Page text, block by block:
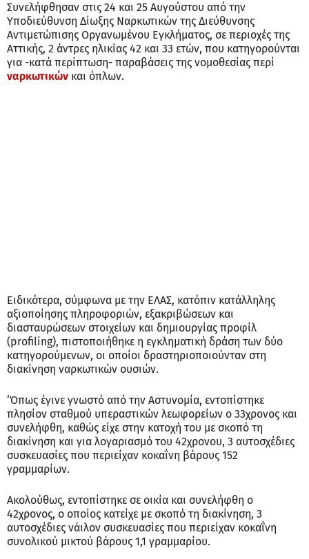
Συνελήφθησαν στις 24 και 25 Αυγούστου από την
Υποδιεύθυνση Δίωξης Ναρκωτικών της Διεύθυνσης
Αντιμετώπισης Οργανωμένου Εγκλήματος, σε περιοχές της
Αττικής, 2 άντρες ηλικίας 42 και 33 ετών, που κατηγορούνται
για -κατά περίπτωση- παραβάσεις της νομοθεσίας περί
ναρκωτικών και όπλων.
Ειδικότερα, σύμφωνα με την ΕΛΑΣ, κατόπιν κατάλληλης
αξιοποίησης πληροφοριών, εξακριβώσεων και
διασταυρώσεων στοιχείων και δημιουργίας προφίλ
(profiling), πιστοποιήθηκε η εγκληματική δράση των δύο
κατηγορούμενων, οι οποίοι δραστηριοποιούνταν στη
διακίνηση ναρκωτικών ουσιών.
‘Όπως έγινε γνωστό από την Αστυνομία, εντοπίστηκε
πλησίον σταθμού υπεραστικών λεωφορείων ο 33χρονος και
συνελήφθη, καθώς είχε στην κατοχή του με σκοπό τη
διακίνηση και για λογαριασμό του 42χρονου, 3 αυτοσχέδιες
συσκευασίες που περιείχαν κοκαΐνη βάρους 152
γραμμαρίων.
Ακολούθως, εντοπίστηκε σε οικία και συνελήφθη ο
42χρονος, ο οποίος κατείχε με σκοπό τη διακίνηση, 3
αυτοσχέδιες νάιλον συσκευασίες που περιείχαν κοκαΐνη
συνολικού μικτού βάρους 1,1 γραμμαρίου.